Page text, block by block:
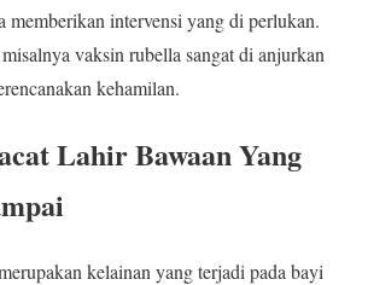
memberikan intervensi yang di perlukan.
vaksin rubella sangat di anjurkan
kehamilan.
Lahir Bawaan Yang
kelainan yang terjadi pada bayi